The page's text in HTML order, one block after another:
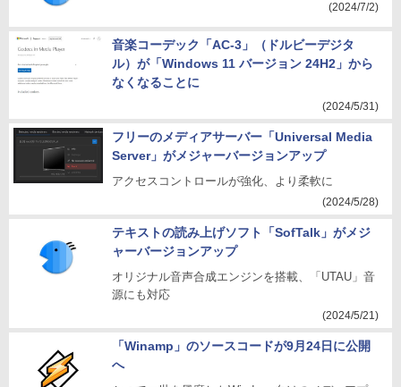
(2024/7/2)
音楽コーデック「AC-3」（ドルビーデジタ
ル）が「Windows 11 バージョン 24H2」から
なくなることに
(2024/5/31)
フリーのメディアサーバー「Universal Media
Server」がメジャーバージョンアップ
アクセスコントロールが強化、より柔軟に
(2024/5/28)
テキストの読み上げソフト「SofTalk」がメジ
ャーバージョンアップ
オリジナル音声合成エンジンを搭載、「UTAU」音
源にも対応
(2024/5/21)
「Winamp」のソースコードが9月24日に公開
へ